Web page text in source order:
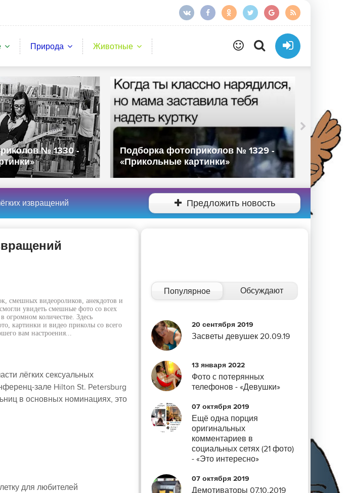
Природа Животные
№ 1328 -
Подборка фотоприколов № 1327 -
«Прикольные картинки»
извращений Предложить новость
смешных видеороликов, анекдотов и
увидеть смешные фото со всех
огромном количестве. Здесь
картинки и видео приколы со всего
вам настроения...
лёгких сексуальных
зале Hilton St. Petersburg
в основных номинациях, это
для любителей
Популярное Обсуждают
20 сентября 2019
Засветы девушек 20.09.19
13 января 2022
Фото с потерянных
телефонов - «Девушки»
07 октября 2019
Ещё одна порция
оригинальных
комментариев в
социальных сетях (21 фото)
- «Это интересно»
07 октября 2019
Демотиваторы 07.10.2019